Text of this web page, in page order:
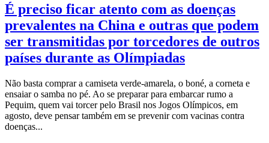
É preciso ficar atento com as doenças
prevalentes na China e outras que podem
ser transmitidas por torcedores de outros
países durante as Olímpiadas
Não basta comprar a camiseta verde-amarela, o boné, a corneta e
ensaiar o samba no pé. Ao se preparar para embarcar rumo a
Pequim, quem vai torcer pelo Brasil nos Jogos Olímpicos, em
agosto, deve pensar também em se prevenir com vacinas contra
doenças...